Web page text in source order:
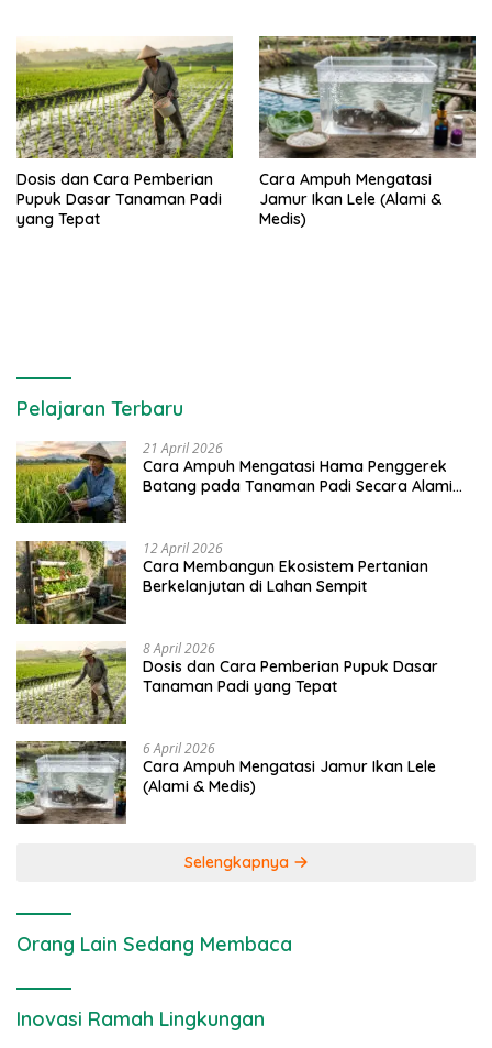
Dosis dan Cara Pemberian
Pupuk Dasar Tanaman Padi
yang Tepat
Cara Ampuh Mengatasi
Jamur Ikan Lele (Alami &
Medis)
Pelajaran Terbaru
21 April 2026
Cara Ampuh Mengatasi Hama Penggerek
Batang pada Tanaman Padi Secara Alami
12 April 2026
Cara Membangun Ekosistem Pertanian
Berkelanjutan di Lahan Sempit
8 April 2026
Dosis dan Cara Pemberian Pupuk Dasar
Tanaman Padi yang Tepat
6 April 2026
Cara Ampuh Mengatasi Jamur Ikan Lele
(Alami & Medis)
Selengkapnya
Orang Lain Sedang Membaca
Inovasi Ramah Lingkungan